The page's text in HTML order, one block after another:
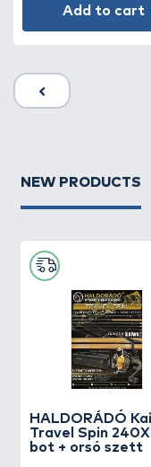
Add to cart
NEW PRODUCTS
HALDORÁDÓ
Travel Spin
bot + orsó szett